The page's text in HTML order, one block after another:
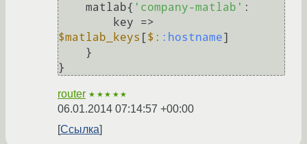
    matlab{
'company-matlab' :
$matlab_keys [$: :hostname]
router ★★★★★
06.01.2014 07:14:57 +00:00
Ссылка